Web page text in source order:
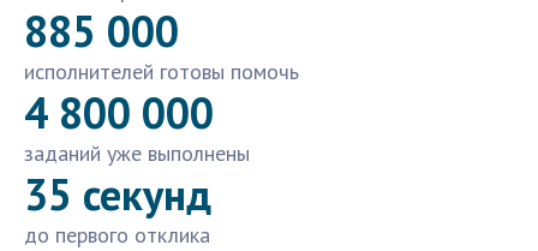
885 000
исполнителей готовы помочь
4 800 000
заданий уже выполнены
35 секунд
до первого отклика